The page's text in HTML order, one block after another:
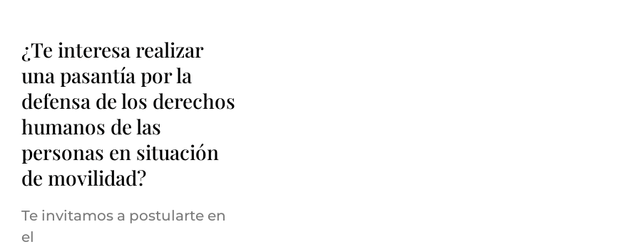
¿Te interesa realizar
una pasantía por la
defensa de los derechos
humanos de las
personas en situación
de movilidad?
Te invitamos a postularte en
el